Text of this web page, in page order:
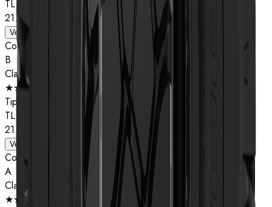
TL
21.00R33
Ver detalhes
Composto
B
Classificação de estrelas
★★★
Tipo
TL
21.00R33
Ver detalhes
Composto
A
Classificação de estrelas
★★★